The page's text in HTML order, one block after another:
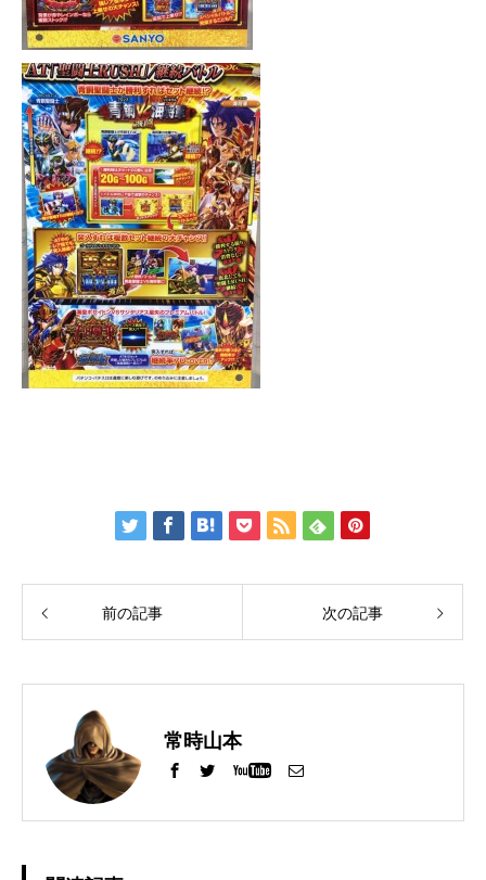
前の記事 次の記事
常時山本